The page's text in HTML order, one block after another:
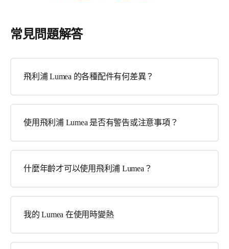
常見問題解答
飛利浦 Lumea 的各種配件有何差異？
使用飛利浦 Lumea 是否有警告或注意事項？
什麼年齡才可以使用飛利浦 Lumea？
我的 Lumea 在使用時變熱